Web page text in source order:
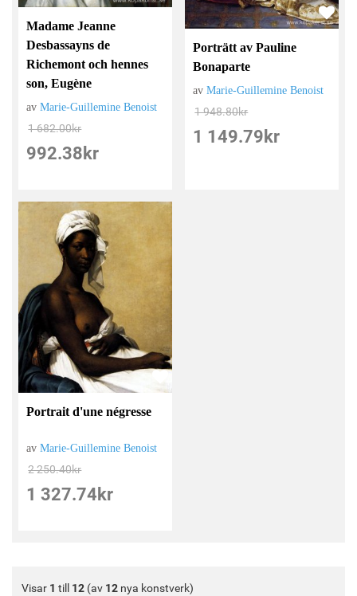
Madame Jeanne
Desbassayns de
Richemont och hennes
son, Eugène
avMarie-Guillemine Benoist
1 682.00kr
992.38 kr
Porträtt av Pauline
Bonaparte
avMarie-Guillemine Benoist
1 948.80kr
1 149.79 kr
Portrait d'une négresse
avMarie-Guillemine Benoist
2 250.40kr
1 327.74 kr
Visar 1 till 12 (av 12 nya konstverk)